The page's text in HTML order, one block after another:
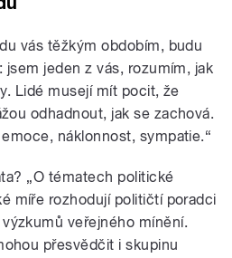
vás těžkým obdobím, budu
jsem jeden z vás, rozumím, jak
Lidé musejí mít pocit, že
odhadnout, jak se zachová.
náklonnost, sympatie.“
„O tématech politické
míře rozhodují političtí poradci
veřejného mínění.
přesvědčit i skupinu